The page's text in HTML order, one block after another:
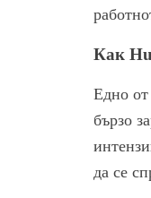
Как
Едно от
бързо
да се